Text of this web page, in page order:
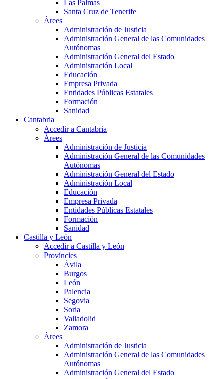
Las Palmas
Santa Cruz de Tenerife
Àrees
Administración de Justicia
Administración General de las Comunidades
Autónomas
Administración General del Estado
Administración Local
Educación
Empresa Privada
Entidades Públicas Estatales
Formación
Sanidad
Cantabria
Accedir a Cantabria
Àrees
Administración de Justicia
Administración General de las Comunidades
Autónomas
Administración General del Estado
Administración Local
Educación
Empresa Privada
Entidades Públicas Estatales
Formación
Sanidad
Castilla y León
Accedir a Castilla y León
Províncies
Ávila
Burgos
León
Palencia
Segovia
Soria
Valladolid
Zamora
Àrees
Administración de Justicia
Administración General de las Comunidades
Autónomas
Administración General del Estado